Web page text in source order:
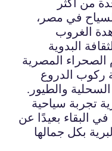
من أكثر
في مصر،
الغروب
البدوية
الصحراء المصرية
ركوب الدروع
والطيور.
تجربة سياحية
في البقاء بعيدًا عن
بكل جمالها